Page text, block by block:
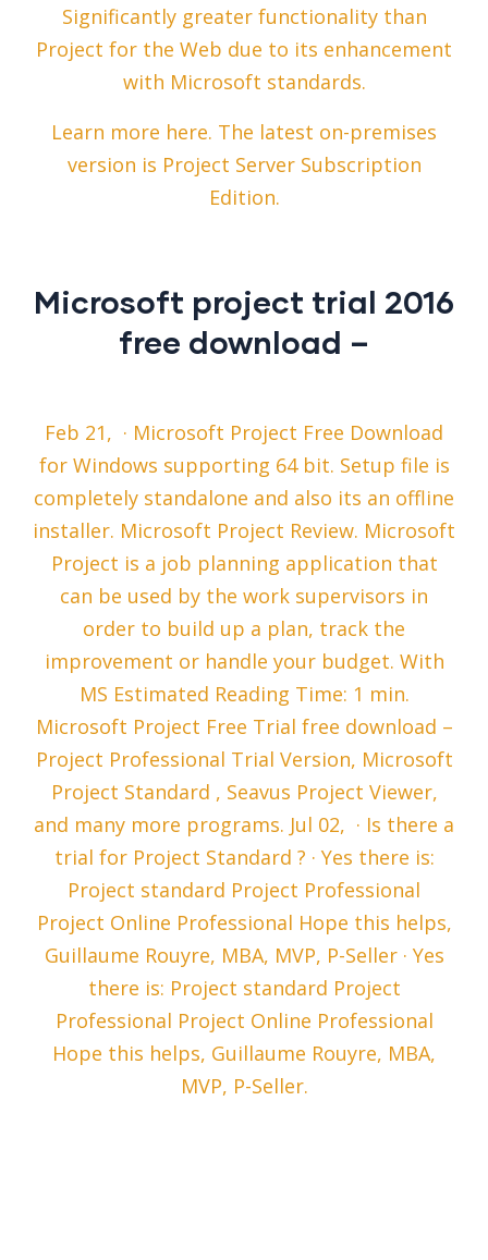
Significantly greater functionality than
Project for the Web due to its enhancement
with Microsoft standards.
Learn more here. The latest on-premises
version is Project Server Subscription
Edition.
Microsoft project trial 2016
free download –
Feb 21, · Microsoft Project Free Download
for Windows supporting 64 bit. Setup file is
completely standalone and also its an offline
installer. Microsoft Project Review. Microsoft
Project is a job planning application that
can be used by the work supervisors in
order to build up a plan, track the
improvement or handle your budget. With
MS Estimated Reading Time: 1 min.
Microsoft Project Free Trial free download –
Project Professional Trial Version, Microsoft
Project Standard , Seavus Project Viewer,
and many more programs. Jul 02, · Is there a
trial for Project Standard ? · Yes there is:
Project standard Project Professional
Project Online Professional Hope this helps,
Guillaume Rouyre, MBA, MVP, P-Seller · Yes
there is: Project standard Project
Professional Project Online Professional
Hope this helps, Guillaume Rouyre, MBA,
MVP, P-Seller.